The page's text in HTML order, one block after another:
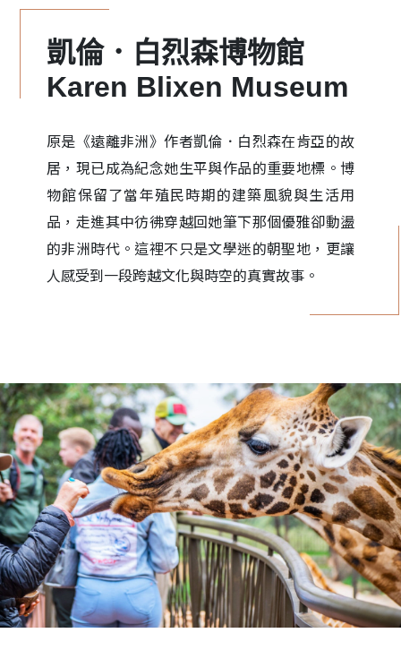
凱倫．白烈森博物館
Karen Blixen Museum
原是《遠離非洲》作者凱倫．白烈森在肯亞的故
居，現已成為紀念她生平與作品的重要地標。博
物館保留了當年殖民時期的建築風貌與生活用
品，走進其中彷彿穿越回她筆下那個優雅卻動盪
的非洲時代。這裡不只是文學迷的朝聖地，更讓
人感受到一段跨越文化與時空的真實故事。